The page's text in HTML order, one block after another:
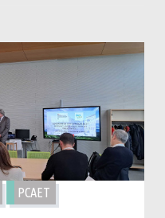
PCAET